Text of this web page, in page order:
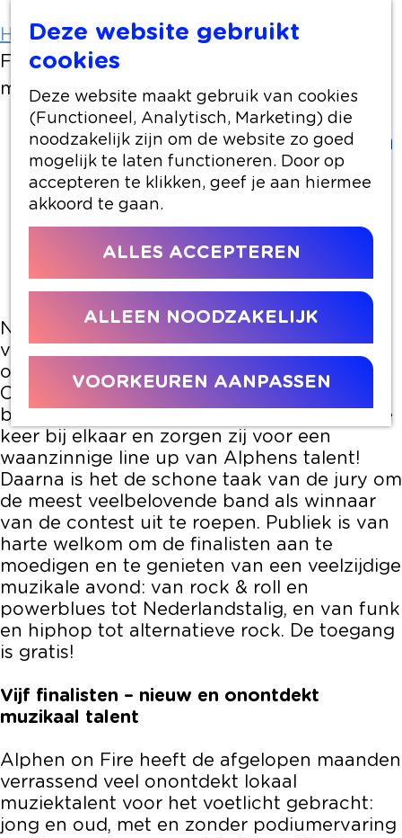
Deze website gebruikt
cookies
Deze website maakt gebruik van cookies
(Functioneel, Analytisch, Marketing) die
noodzakelijk zijn om de website zo goed
mogelijk te laten functioneren. Door op
accepteren te klikken, geef je aan hiermee
akkoord te gaan.
ALLES ACCEPTEREN
ALLEEN NOODZAKELIJK
VOORKEUREN AANPASSEN
Home
Artikelen
Finale Bandcontest Alphen on Fire op 15
maart in Theater Castellum
Finale Bandcontest Alphen on
Fire op 15 maart in Theater
Castellum
6 maart 2025 | | |
Na vier spannende voorrondes met
verrassend veel muzikaal talent is het zover
op zaterdagavond 15 maart. In Theater
Castellum komen de finalisten van de
bandcontest Alphen on Fire voor de laatste
keer bij elkaar en zorgen zij voor een
waanzinnige line up van Alphens talent!
Daarna is het de schone taak van de jury om
de meest veelbelovende band als winnaar
van de contest uit te roepen. Publiek is van
harte welkom om de finalisten aan te
moedigen en te genieten van een veelzijdige
muzikale avond: van rock & roll en
powerblues tot Nederlandstalig, en van funk
en hiphop tot alternatieve rock. De toegang
is gratis!
Vijf finalisten – nieuw en onontdekt
muzikaal talent
Alphen on Fire heeft de afgelopen maanden
verrassend veel onontdekt lokaal
muziektalent voor het voetlicht gebracht:
jong en oud, met en zonder podiumervaring